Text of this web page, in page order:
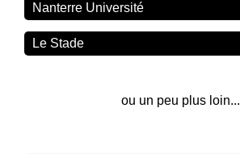
Nanterre Université
Le Stade
ou un peu plus loin...